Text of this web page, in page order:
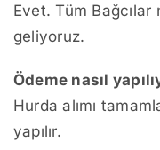
Evet. Tüm Bağcılar
geliyoruz.
Ödeme nasıl
Hurda alımı
yapılır.